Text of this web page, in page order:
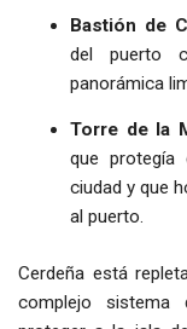
Bastión de
del puerto
panorámica
Torre de la
que
ciudad y que
al puerto.
Cerdeña está
complejo sistema